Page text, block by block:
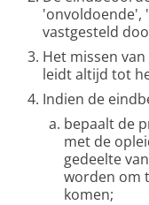
'onvoldoende',
vastgesteld
Het missen
leidt altijd tot
Indien de
bepaalt de
met de
gedeelte
worden om
komen;